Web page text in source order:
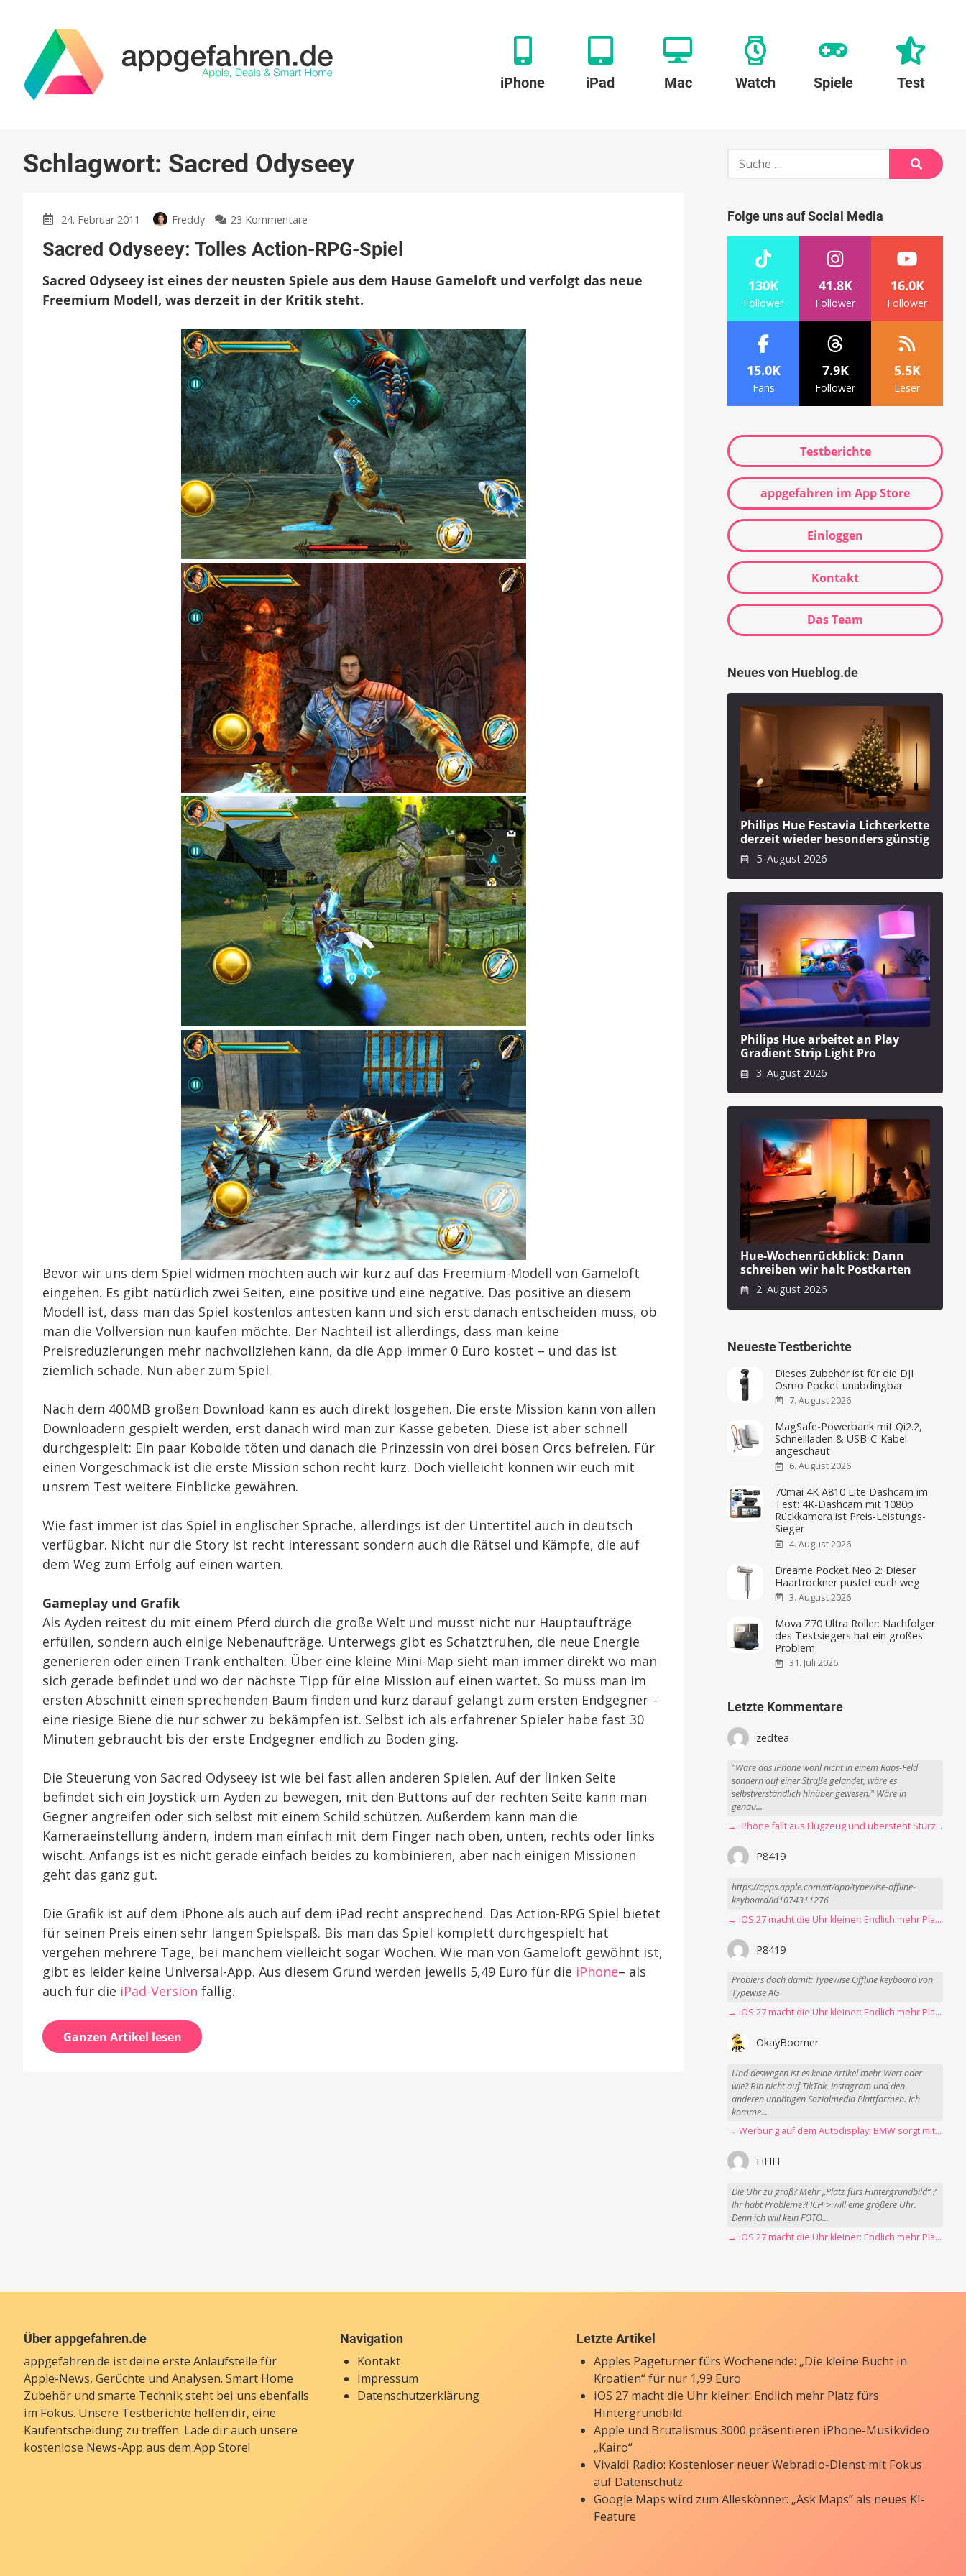
iPhone iPad Mac Watch Spiele Test
Schlagwort: Sacred Odyseey
24. Februar 2011 Freddy 23 Kommentare
Odyseey:
Action-
RPG-
Sacred Odyseey: Tolles Action-RPG-Spiel
Sacred Odyseey ist eines der neusten Spiele aus dem Hause Gameloft und verfolgt das neue
Freemium Modell, was derzeit in der Kritik steht.
Bevor wir uns dem Spiel widmen möchten auch wir kurz auf das Freemium-Modell von Gameloft
eingehen. Es gibt natürlich zwei Seiten, eine positive und eine negative. Das positive an diesem
Modell ist, dass man das Spiel kostenlos antesten kann und sich erst danach entscheiden muss, ob
man die Vollversion nun kaufen möchte. Der Nachteil ist allerdings, dass man keine
Preisreduzierungen mehr nachvollziehen kann, da die App immer 0 Euro kostet – und das ist
ziemlich schade. Nun aber zum Spiel.
Nach dem 400MB großen Download kann es auch direkt losgehen. Die erste Mission kann von allen
Downloadern gespielt werden, erst danach wird man zur Kasse gebeten. Diese ist aber schnell
durchgespielt: Ein paar Kobolde töten und danach die Prinzessin von drei bösen Orcs befreien. Für
einen Vorgeschmack ist die erste Mission schon recht kurz. Doch vielleicht können wir euch mit
unsrem Test weitere Einblicke gewähren.
Wie fast immer ist das Spiel in englischer Sprache, allerdings ist der Untertitel auch in deutsch
verfügbar. Nicht nur die Story ist recht interessant sondern auch die Rätsel und Kämpfe, die auf
dem Weg zum Erfolg auf einen warten.
Gameplay und Grafik
Als Ayden reitest du mit einem Pferd durch die große Welt und musst nicht nur Hauptaufträge
erfüllen, sondern auch einige Nebenaufträge. Unterwegs gibt es Schatztruhen, die neue Energie
generieren oder einen Trank enthalten. Über eine kleine Mini-Map sieht man immer direkt wo man
sich gerade befindet und wo der nächste Tipp für eine Mission auf einen wartet. So muss man im
ersten Abschnitt einen sprechenden Baum finden und kurz darauf gelangt zum ersten Endgegner –
eine riesige Biene die nur schwer zu bekämpfen ist. Selbst ich als erfahrener Spieler habe fast 30
Minuten gebraucht bis der erste Endgegner endlich zu Boden ging.
Die Steuerung von Sacred Odyseey ist wie bei fast allen anderen Spielen. Auf der linken Seite
befindet sich ein Joystick um Ayden zu bewegen, mit den Buttons auf der rechten Seite kann man
Gegner angreifen oder sich selbst mit einem Schild schützen. Außerdem kann man die
Kameraeinstellung ändern, indem man einfach mit dem Finger nach oben, unten, rechts oder links
wischt. Anfangs ist es nicht gerade einfach beides zu kombinieren, aber nach einigen Missionen
geht das ganz gut.
Die Grafik ist auf dem iPhone als auch auf dem iPad recht ansprechend. Das Action-RPG Spiel bietet
für seinen Preis einen sehr langen Spielspaß. Bis man das Spiel komplett durchgespielt hat
vergehen mehrere Tage, bei manchem vielleicht sogar Wochen. Wie man von Gameloft gewöhnt ist,
gibt es leider keine Universal-App. Aus diesem Grund werden jeweils 5,49 Euro für die iPhone– als
auch für die iPad-Version fällig.
Ganzen Artikel lesen
Suche
Suche
Folge uns auf Social Media
130K
Follower
41.8K
Follower
16.0K
Follower
15.0K
Fans
7.9K
Follower
5.5K
Leser
Testberichte
appgefahren im App Store
Einloggen
Kontakt
Das Team
Neues von Hueblog.de
Philips Hue Festavia Lichterkette
derzeit wieder besonders günstig
5. August 2026
Philips Hue arbeitet an Play
Gradient Strip Light Pro
3. August 2026
Hue-Wochenrückblick: Dann
schreiben wir halt Postkarten
2. August 2026
Neueste Testberichte
Dieses Zubehör ist für die DJI
Osmo Pocket unabdingbar
7. August 2026
MagSafe-Powerbank mit Qi2.2,
Schnellladen & USB-C-Kabel
angeschaut
6. August 2026
70mai 4K A810 Lite Dashcam im
Test: 4K-Dashcam mit 1080p
Rückkamera ist Preis-Leistungs-
Sieger
4. August 2026
Dreame Pocket Neo 2: Dieser
Haartrockner pustet euch weg
3. August 2026
Mova Z70 Ultra Roller: Nachfolger
des Testsiegers hat ein großes
Problem
31. Juli 2026
Letzte Kommentare
zedtea
"Wäre das iPhone wohl nicht in einem Raps-Feld
sondern auf einer Straße gelandet, wäre es
selbstverständlich hinüber gewesen." Wäre in
genau...
→ iPhone fällt aus Flugzeug und übersteht Sturz unbeschadet
P8419
https://apps.apple.com/at/app/typewise-offline-
keyboard/id1074311276
→ iOS 27 macht die Uhr kleiner: Endlich mehr Platz fürs Hintergrundbild
P8419
Probiers doch damit: Typewise Offline keyboard von
Typewise AG
→ iOS 27 macht die Uhr kleiner: Endlich mehr Platz fürs Hintergrundbild
OkayBoomer
Und deswegen ist es keine Artikel mehr Wert oder
wie? Bin nicht auf TikTok, Instagram und den
anderen unnötigen Sozialmedia Plattformen. Ich
komme...
→ Werbung auf dem Autodisplay: BMW sorgt mit Spider-Man-Werbung für scharfe Kritik
HHH
Die Uhr zu groß? Mehr „Platz fürs Hintergrundbild“ ?
Ihr habt Probleme?! ICH > will eine größere Uhr.
Denn ich will kein FOTO...
→ iOS 27 macht die Uhr kleiner: Endlich mehr Platz fürs Hintergrundbild
Über appgefahren.de
appgefahren.de ist deine erste Anlaufstelle für
Apple-News, Gerüchte und Analysen. Smart Home
Zubehör und smarte Technik steht bei uns ebenfalls
im Fokus. Unsere Testberichte helfen dir, eine
Kaufentscheidung zu treffen. Lade dir auch unsere
kostenlose News-App aus dem App Store!
Navigation
Kontakt
Impressum
Datenschutzerklärung
Letzte Artikel
Apples Pageturner fürs Wochenende: „Die kleine Bucht in
Kroatien“ für nur 1,99 Euro
iOS 27 macht die Uhr kleiner: Endlich mehr Platz fürs
Hintergrundbild
Apple und Brutalismus 3000 präsentieren iPhone-Musikvideo
„Kairo“
Vivaldi Radio: Kostenloser neuer Webradio-Dienst mit Fokus
auf Datenschutz
Google Maps wird zum Alleskönner: „Ask Maps“ als neues KI-
Feature